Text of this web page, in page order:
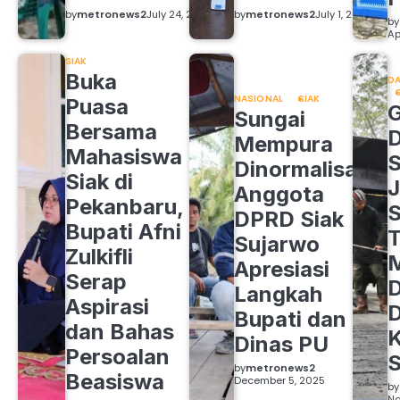
bymetronews2July 24, 2026 bymetronews2July 1, 2026 by
SIAK
Buka
Puasa
Bersama
Mahasiswa
Siak di
Pekanbaru,
Bupati Afni
Zulkifli
Serap
Aspirasi
dan Bahas
Persoalan
Beasiswa
NASIONAL SIAK
Sungai
Mempura
Dinormalisasi,
Anggota
DPRD Siak
Sujarwo
Apresiasi
Langkah
Bupati dan
Dinas PU
bymetronews2
December 5, 2025
by